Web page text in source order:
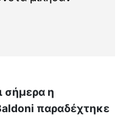
σήμερα η
παραδέχτηκε